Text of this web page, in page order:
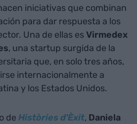
iniciativas que combinan
para dar respuesta a los
Una de ellas es Virmedex
, una startup surgida de la
que, en solo tres años,
internacionalmente a
y los Estados Unidos.
de Històries d'Èxit, Daniela